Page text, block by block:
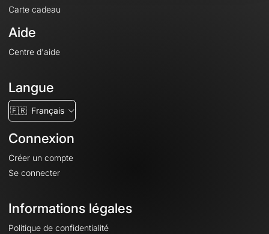
Carte cadeau
Aide
Centre d'aide
Langue
🇫🇷 Français
Connexion
Créer un compte
Se connecter
Informations légales
Politique de confidentialité